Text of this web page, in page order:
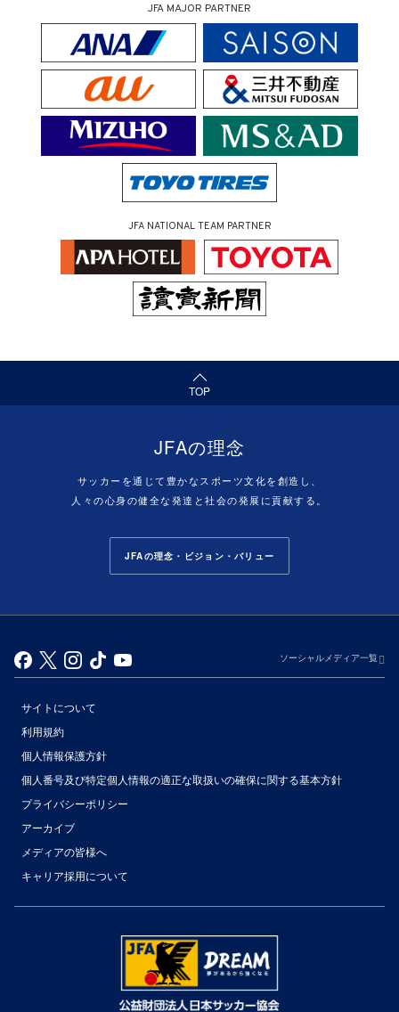
JFA MAJOR PARTNER
JFA NATIONAL TEAM PARTNER
TOP
（ページの先頭へ）
JFAの理念
サッカーを通じて豊かなスポーツ文化を創造し、
人々の心身の健全な発達と社会の発展に貢献する。
JFAの理念・ビジョン・バリュー
ソーシャルメディア一覧
サイトについて
利用規約
個人情報保護方針
個人番号及び特定個人情報の適正な取扱いの確保に関する基本方針
プライバシーポリシー
アーカイブ
メディアの皆様へ
キャリア採用について